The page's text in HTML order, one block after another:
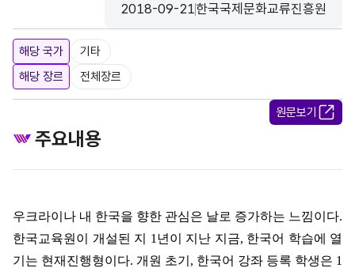
등록일
2018-09-21
수집기관
한국국제문화교류진흥원
해당 국가
기타
해당 장르
전체장르
원문보기
주요내용
우크라이나 내 한국을 향한 관심은 날로 증가하는 느낌이다.
한국교육원이 개설된 지 1 년이 지난 지금, 한국어 학습에 열
기는 현재진행형이다. 개원 초기 , 한국어 강좌 등록 학생은 1